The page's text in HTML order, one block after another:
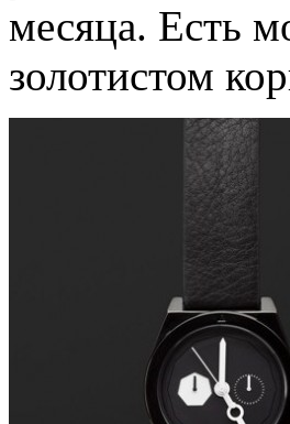
месяца. Есть
золотистом